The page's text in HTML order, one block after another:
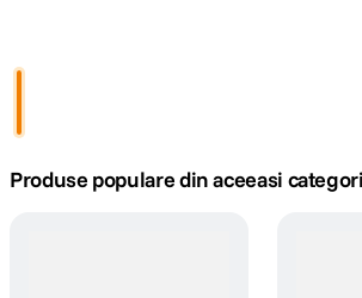
4. peak design
Produse populare din aceeasi